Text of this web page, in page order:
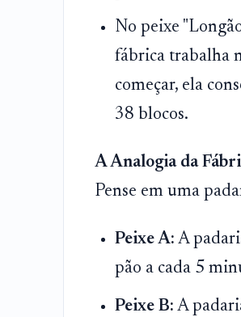
No peixe
fábrica trabalha
começar, ela
38 blocos.
A Analogia da
Pense em uma
Peixe A: A
pão a cada 5
Peixe B: A